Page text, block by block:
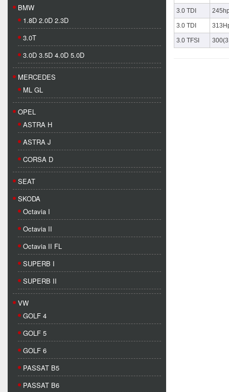
3.0 TDI
3.0 TDI
3.0 TFSI
BMW
1.8D 2.0D 2.3D
3.0T
3.0D 3.5D 4.0D 5.0D
MERCEDES
ML GL
OPEL
ASTRA H
ASTRA J
CORSA D
SEAT
SKODA
Octavia I
Octavia II
Octavia II FL
SUPERB I
SUPERB II
VW
GOLF 4
GOLF 5
GOLF 6
PASSAT B5
PASSAT B6